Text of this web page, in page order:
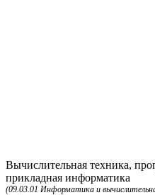
Вычислительная техника,
прикладная информатика
(09.03.01 Информатика и